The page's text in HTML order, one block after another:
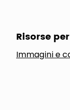
Risorse
Immagini e